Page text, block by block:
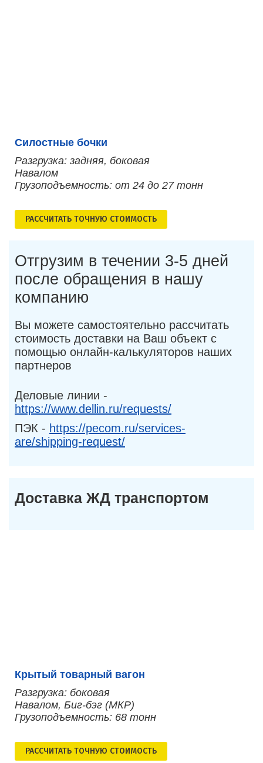
Силостные бочки
Разгрузка: задняя, боковая
Навалом
Грузоподъемность: от 24 до 27 тонн
РАСCЧИТАТЬ ТОЧНУЮ СТОИМОСТЬ
Отгрузим в течении 3-5 дней
после обращения в нашу
компанию
Вы можете самостоятельно рассчитать
стоимость доставки на Ваш объект с
помощью онлайн-калькуляторов наших
партнеров
Деловые линии -
https://www.dellin.ru/requests/
ПЭК - https://pecom.ru/services-
are/shipping-request/
Доставка ЖД транспортом
Крытый товарный вагон
Разгрузка: боковая
Навалом, Биг-бэг (МКР)
Грузоподъемность: 68 тонн
РАСCЧИТАТЬ ТОЧНУЮ СТОИМОСТЬ